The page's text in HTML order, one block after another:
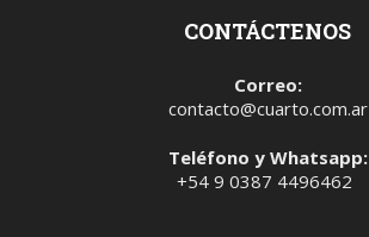
CONTÁCTENOS
Correo:
contacto@cuarto.com.ar
Teléfono y Whatsapp:
+54 9 0387 4496462